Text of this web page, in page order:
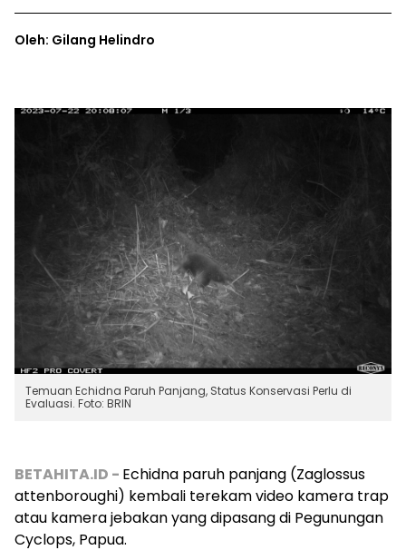
Oleh: Gilang Helindro
Temuan Echidna Paruh Panjang, Status Konservasi Perlu di
Evaluasi. Foto: BRIN
BETAHITA.ID - Echidna paruh panjang (Zaglossus
attenboroughi) kembali terekam video kamera trap
atau kamera jebakan yang dipasang di Pegunungan
Cyclops, Papua.